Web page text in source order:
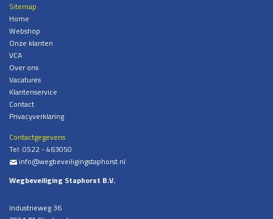
Sitemap
Home
Webshop
Onze klanten
VCA
Over ons
Vacatures
Klantenservice
Contact
Privacyverklaring
Contactgegevens
Tel: 0522 - 463050
% info@wegbeveiligingstaphorst.nl
Wegbeveiliging Staphorst B.V.
Industrieweg 36